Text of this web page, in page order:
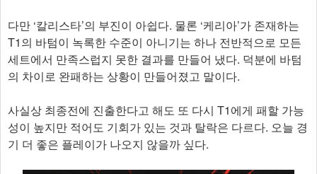
다만 ‘칼리스타’의 부진이 아쉽다. 물론 ‘케리아’가 존재하는
T1의 바텀이 녹록한 수준이 아니기는 하나 전반적으로 모든
세트에서 만족스럽지 못한 결과를 만들어 냈다. 덕분에 바텀
의 차이로 완패하는 상황이 만들어졌고 말이다.
사실상 최종전에 진출한다고 해도 또 다시 T1에게 패할 가능
성이 높지만 적어도 기회가 있는 것과 탈락은 다르다. 오늘 경
기 더 좋은 플레이가 나오지 않을까 싶다.